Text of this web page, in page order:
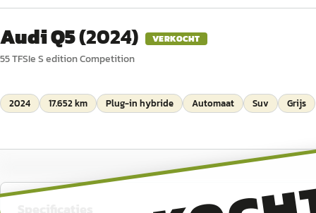
Audi Q5(2024) VERKOCHT
55 TFSIe S edition Competition
2024 17.652 km Plug-in hybride Automaat Suv Grijs